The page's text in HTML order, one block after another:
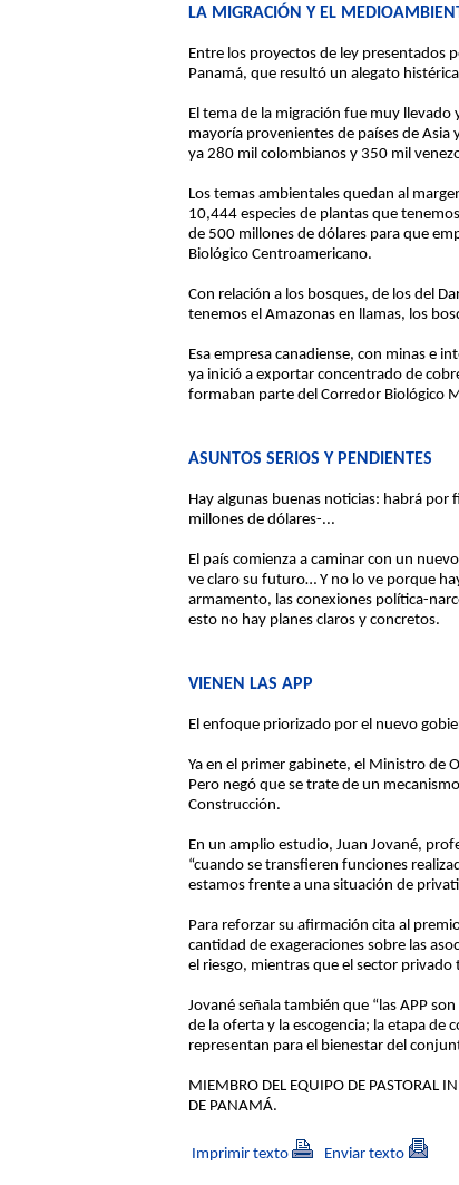
LA MIGRACIÓN Y EL
Entre los proyectos de ley presentados
Panamá, que resultó un alegato
El tema de la migración fue muy
mayoría provenientes de países de Asia
ya 280 mil colombianos y 350 mil
Los temas ambientales quedan al
10,444 especies de plantas que
de 500 millones de dólares para que
Biológico Centroamericano.
Con relación a los bosques, de los del
tenemos el Amazonas en llamas, los
Esa empresa canadiense, con minas e
ya inició a exportar concentrado de
formaban parte del Corredor Biológico
ASUNTOS SERIOS Y PENDIENTES
Hay algunas buenas noticias: habrá
millones de dólares-...
El país comienza a caminar con un
ve claro su futuro… Y no lo ve porque
armamento, las conexiones política-
esto no hay planes claros y concretos.
VIENEN LAS APP
El enfoque priorizado por el nuevo
Ya en el primer gabinete, el Ministro de
Pero negó que se trate de un
Construcción.
En un amplio estudio, Juan Jované,
“cuando se transfieren funciones
estamos frente a una situación de
Para reforzar su afirmación cita al
cantidad de exageraciones sobre las
el riesgo, mientras que el sector privado
Jované señala también que “las APP
de la oferta y la escogencia; la etapa de
representan para el bienestar del
MIEMBRO DEL EQUIPO DE PASTORAL
DE PANAMÁ.
Imprimir texto Enviar texto